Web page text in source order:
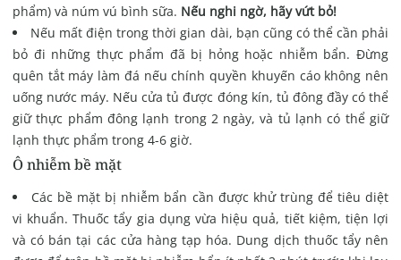
phẩm) và núm vú bình sữa. Nếu nghi ngờ, hãy vứt bỏ!
Nếu mất điện trong thời gian dài, bạn cũng có thể cần phải
bỏ đi những thực phẩm đã bị hỏng hoặc nhiễm bẩn. Đừng
quên tắt máy làm đá nếu chính quyền khuyến cáo không nên
uống nước máy. Nếu cửa tủ được đóng kín, tủ đông đầy có thể
giữ thực phẩm đông lạnh trong 2 ngày, và tủ lạnh có thể giữ
lạnh thực phẩm trong 4-6 giờ.
Ô nhiễm bề mặt
Các bề mặt bị nhiễm bẩn cần được khử trùng để tiêu diệt
vi khuẩn. Thuốc tẩy gia dụng vừa hiệu quả, tiết kiệm, tiện lợi
và có bán tại các cửa hàng tạp hóa. Dung dịch thuốc tẩy nên